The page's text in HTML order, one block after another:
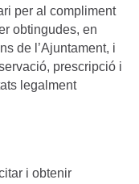
per al compliment
obtingudes, en
de l’Ajuntament, i
prescripció i
legalment
i obtenir